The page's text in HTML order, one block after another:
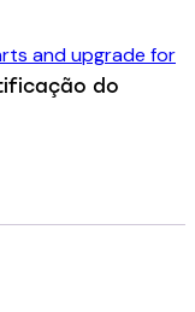
and upgrade for
do